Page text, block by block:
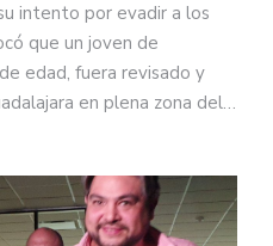
intento por evadir a los
que un joven de
edad, fuera revisado y
en plena zona del…